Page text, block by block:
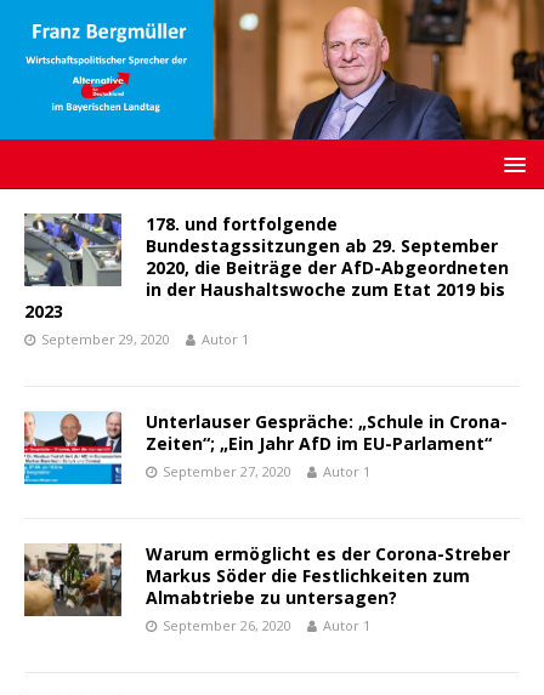
178. und fortfolgende
Bundestagssitzungen ab 29. September
2020, die Beiträge der AfD-Abgeordneten
in der Haushaltswoche zum Etat 2019 bis
2023
September 29, 2020 Autor 1
Unterlauser Gespräche: „Schule in Crona-
Zeiten“; „Ein Jahr AfD im EU-Parlament“
September 27, 2020 Autor 1
Warum ermöglicht es der Corona-Streber
Markus Söder die Festlichkeiten zum
Almabtriebe zu untersagen?
September 26, 2020 Autor 1